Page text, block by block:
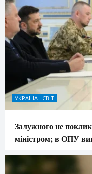
УКРАЇНА І СВІТ
Залужного не
міністром; в ОПУ